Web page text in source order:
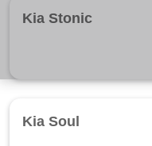
Kia Stonic
Kia Soul